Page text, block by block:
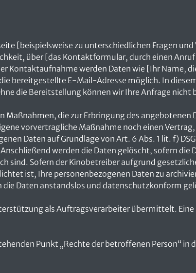
[beispielsweise zu unterschiedlichen Fragen
über [das Kontaktformular, durch einen Anruf
Kontaktaufnahme werden Daten wie [Ihr Name,
bereitgestellte E-Mail-Adresse möglich. In
die Bereitstellung können wir Ihre Anfrage nicht
die zur Erbringung des angebotenen
vorvertragliche Maßnahme noch einen
Daten auf Grundlage von Art. 6 Abs. 1 lit. f)
werden die Daten gelöscht, sofern die
sind. Sofern der Kinobetreiber aufgrund
ist, Ihre personenbezogenen Daten zu
Daten anstandslos und datenschutzkonform
als Auftragsverarbeiter übermittelt.
Punkt „Rechte der betroffenen Person“ in